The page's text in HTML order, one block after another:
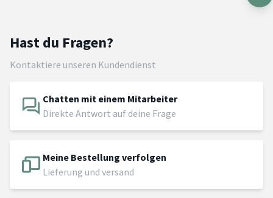
Hast du Fragen?
Kontaktiere unseren Kundendienst
Chatten mit einem Mitarbeiter
Direkte Antwort auf deine Frage
Meine Bestellung verfolgen
Lieferung und versand